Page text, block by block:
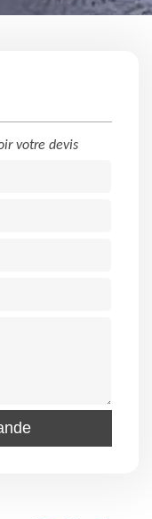
votre devis